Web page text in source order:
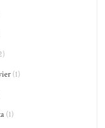
(1)
(1)